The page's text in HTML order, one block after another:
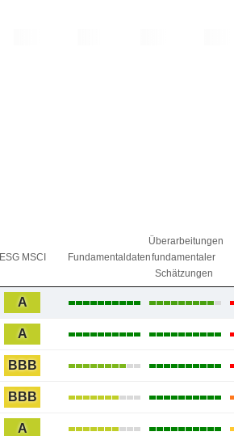
ESG MSCI Fundamentaldaten
Überarbeitungen
fundamentaler
Schätzungen
A
A
BBB
BBB
A